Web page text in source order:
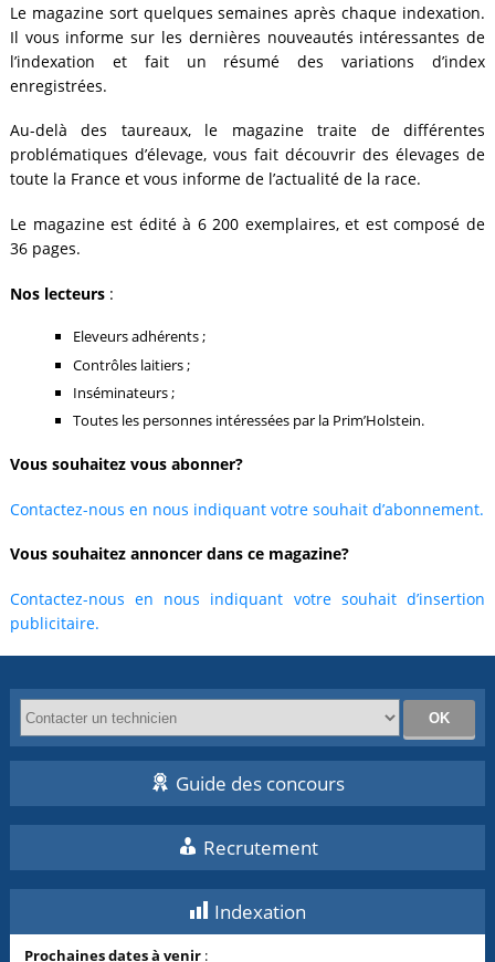
Le magazine sort quelques semaines après chaque indexation.
Il vous informe sur les dernières nouveautés intéressantes de
l’indexation et fait un résumé des variations d’index
enregistrées.
Au-delà des taureaux, le magazine traite de différentes
problématiques d’élevage, vous fait découvrir des élevages de
toute la France et vous informe de l’actualité de la race.
Le magazine est édité à 6 200 exemplaires, et est composé de
36 pages.
Nos lecteurs:
Eleveurs adhérents ;
Contrôles laitiers ;
Inséminateurs ;
Toutes les personnes intéressées par la Prim’Holstein.
Vous souhaitez vous abonner?
Contactez-nous en nous indiquant votre souhait d’abonnement.
Vous souhaitez annoncer dans ce magazine?
Contactez-nous en nous indiquant votre souhait d’insertion
publicitaire.
Guide des concours
Recrutement
Indexation
Prochaines dates à venir :